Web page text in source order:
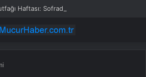
Haftası: Sofrada Miras